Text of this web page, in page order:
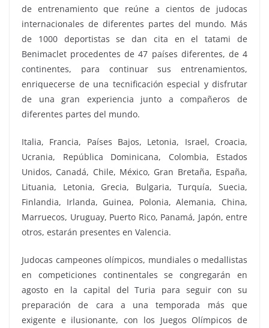
de entrenamiento que reúne a cientos de judocas
internacionales de diferentes partes del mundo. Más
de 1000 deportistas se dan cita en el tatami de
Benimaclet procedentes de 47 países diferentes, de 4
continentes, para continuar sus entrenamientos,
enriquecerse de una tecnificación especial y disfrutar
de una gran experiencia junto a compañeros de
diferentes partes del mundo.
Italia, Francia, Países Bajos, Letonia, Israel, Croacia,
Ucrania, República Dominicana, Colombia, Estados
Unidos, Canadá, Chile, México, Gran Bretaña, España,
Lituania, Letonia, Grecia, Bulgaria, Turquía, Suecia,
Finlandia, Irlanda, Guinea, Polonia, Alemania, China,
Marruecos, Uruguay, Puerto Rico, Panamá, Japón, entre
otros, estarán presentes en Valencia.
Judocas campeones olímpicos, mundiales o medallistas
en competiciones continentales se congregarán en
agosto en la capital del Turia para seguir con su
preparación de cara a una temporada más que
exigente e ilusionante, con los Juegos Olímpicos de